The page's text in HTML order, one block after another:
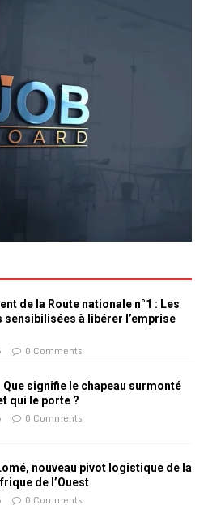
de la Route nationale n°1 : Les
sensibilisées à libérer l’emprise
0 Comments
Que signifie le chapeau surmonté
qui le porte ?
0 Comments
nouveau pivot logistique de la
de l’Ouest
0 Comments